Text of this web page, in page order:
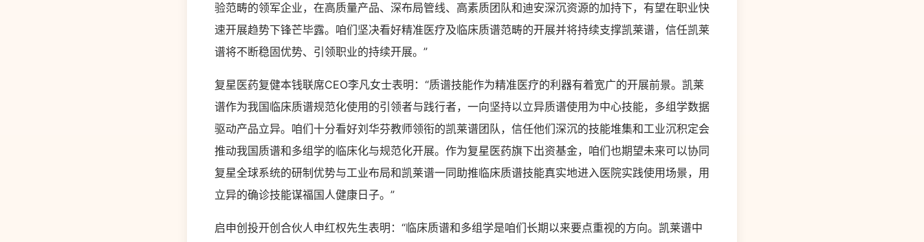
验范畴的领军企业，在高质量产品、深布局管线、高素质团队和迪安深沉资源的加持下，有望在职业快
速开展趋势下锋芒毕露。咱们坚决看好精准医疗及临床质谱范畴的开展并将持续支撑凯莱谱，信任凯莱
谱将不断稳固优势、引领职业的持续开展。”
复星医药复健本钱联席CEO李凡女士表明：“质谱技能作为精准医疗的利器有着宽广的开展前景。凯莱
谱作为我国临床质谱规范化使用的引领者与践行者，一向坚持以立异质谱使用为中心技能，多组学数据
驱动产品立异。咱们十分看好刘华芬教师领衔的凯莱谱团队，信任他们深沉的技能堆集和工业沉积定会
推动我国质谱和多组学的临床化与规范化开展。作为复星医药旗下出资基金，咱们也期望未来可以协同
复星全球系统的研制优势与工业布局和凯莱谱一同助推临床质谱技能真实地进入医院实践使用场景，用
立异的确诊技能谋福国人健康日子。”
启申创投开创合伙人申红权先生表明：“临床质谱和多组学是咱们长期以来要点重视的方向。凯莱谱中